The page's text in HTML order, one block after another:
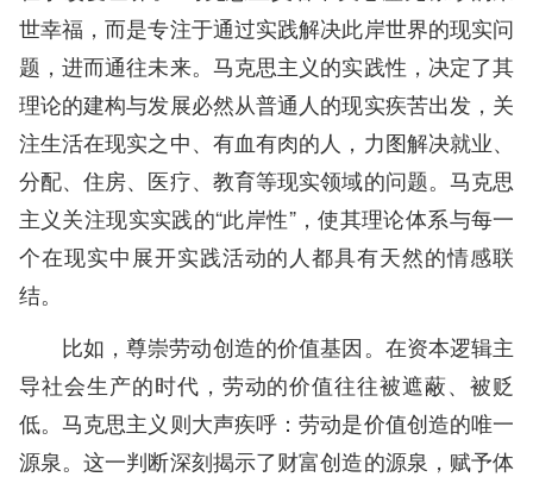
世幸福，而是专注于通过实践解决此岸世界的现实问
题，进而通往未来。马克思主义的实践性，决定了其
理论的建构与发展必然从普通人的现实疾苦出发，关
注生活在现实之中、有血有肉的人，力图解决就业、
分配、住房、医疗、教育等现实领域的问题。马克思
主义关注现实实践的“此岸性”，使其理论体系与每一
个在现实中展开实践活动的人都具有天然的情感联
结。
比如，尊崇劳动创造的价值基因。在资本逻辑主
导社会生产的时代，劳动的价值往往被遮蔽、被贬
低。马克思主义则大声疾呼：劳动是价值创造的唯一
源泉。这一判断深刻揭示了财富创造的源泉，赋予体